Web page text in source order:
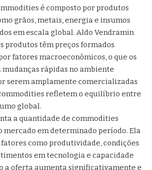
é composto por produtos
grãos, metais, energia e insumos
em escala global. Aldo Vendramin
produtos têm preços formados
fatores macroeconômicos, o que os
mudanças rápidas no ambiente
serem amplamente comercializadas
refletem o equilíbrio entre
global.
a quantidade de commodities
mercado em determinado período. Ela
como produtividade, condições
em tecnologia e capacidade
a oferta aumenta significativamente e